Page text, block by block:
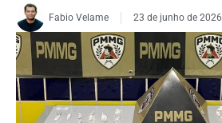
Fabio Velame 23 de junho de 2026